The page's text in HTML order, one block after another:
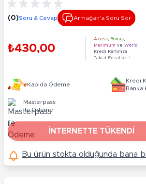
(0)Soru & Cevap Armağan’a Soru Sor
₺430,00
Axess Bonus
Maximum ve World
Kredi Kartınıza
Taksit Fırsatları !
Kapıda Ödeme
Kredi
Banka
Masterpass
ile Ödeme
İNTERNETTE TÜKENDİ
Bu ürün stokta olduğunda bana